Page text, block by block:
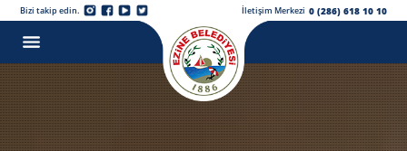
Bizi takip edin. İletişim Merkezi 0 (286) 618 10 10